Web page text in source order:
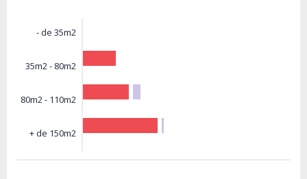
- de 35m2
35m2 - 80m2
80m2 - 110m2
+ de 150m2